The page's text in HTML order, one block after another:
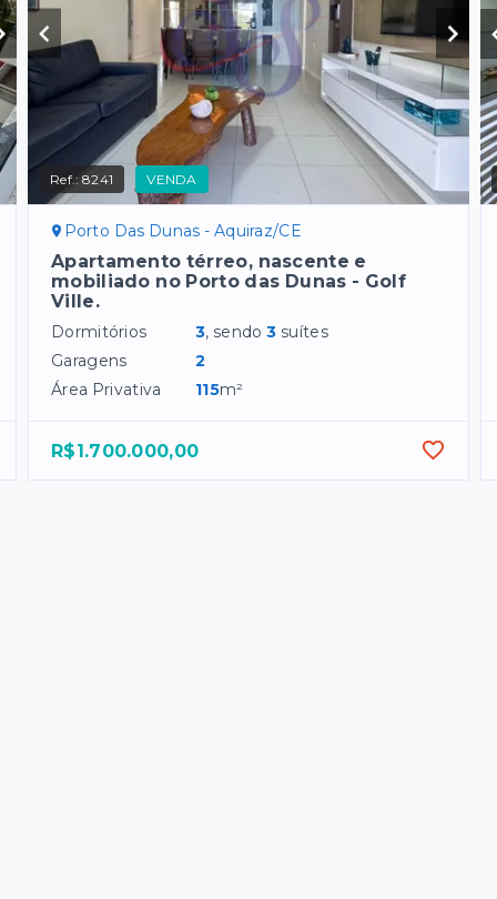
Ref.:8241 VENDA
Porto Das Dunas - Aquiraz/CE
Apartamento térreo, nascente e
mobiliado no Porto das Dunas - Golf
Ville.
Dormitórios 3, sendo3 suítes
Garagens
2
Área Privativa
115m²
R$1.700.000,00